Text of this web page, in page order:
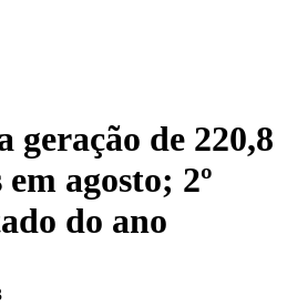
geração de 220,8
agosto; 2º
do ano